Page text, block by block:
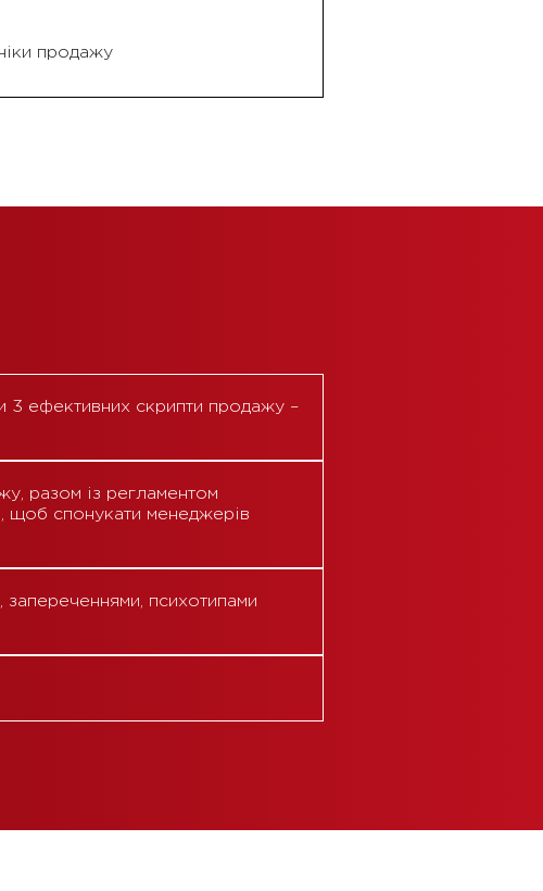
продажу
3 ефективних скрипти продажу –
разом із регламентом
щоб спонукати менеджерів
психотипами